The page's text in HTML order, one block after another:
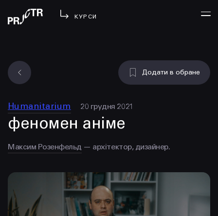
КУРСИ
у проджі
бібліотека
менторство
lezo
вийти
УВІЙТИ
Додати в обране
Humanitarium 20 грудня 2021
феномен аніме
Максим Розенфельд — архітектор, дизайнер.